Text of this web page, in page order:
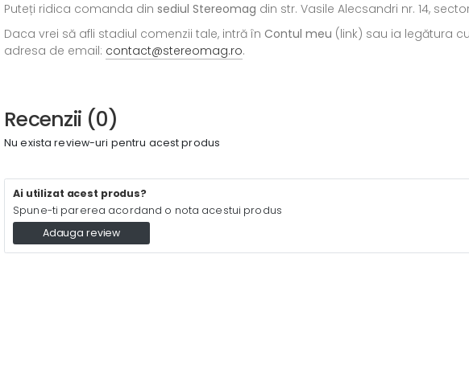
Puteți ridica comanda din sediul Stereomag din str. Vasile Alecsandri nr. 14,
Daca vrei să afli stadiul comenzii tale, intră în Contul meu (link) sau ia legătura
adresa de email: contact@stereomag.ro.
Recenzii (0)
Nu exista review-uri pentru acest produs
Ai utilizat acest produs?
Spune-ti parerea acordand o nota acestui produs
Adauga review